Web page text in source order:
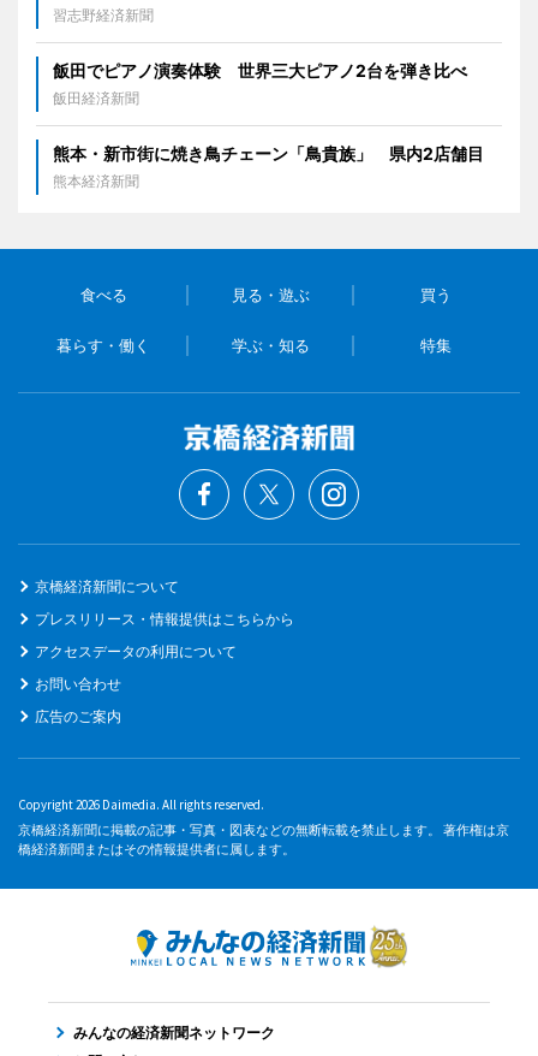
習志野経済新聞
飯田でピアノ演奏体験 世界三大ピアノ2台を弾き比べ
飯田経済新聞
熊本・新市街に焼き鳥チェーン「鳥貴族」 県内2店舗目
熊本経済新聞
食べる 見る・遊ぶ 買う
暮らす・働く 学ぶ・知る 特集
京橋経済新聞について
プレスリリース・情報提供はこちらから
アクセスデータの利用について
お問い合わせ
広告のご案内
Copyright 2026 Daimedia. All rights reserved.
京橋経済新聞に掲載の記事・写真・図表などの無断転載を禁止します。 著作権は京
橋経済新聞またはその情報提供者に属します。
みんなの経済新聞ネットワーク